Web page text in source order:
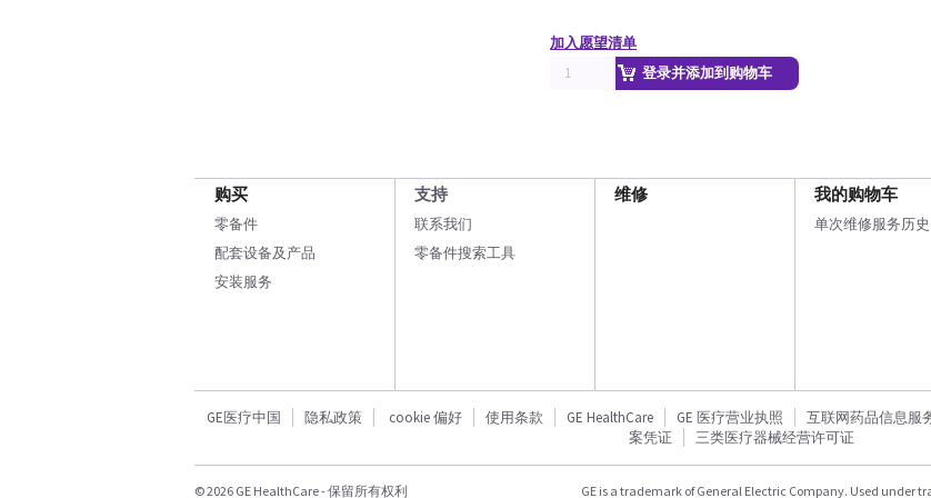
加入愿望清单
登录并添加到购物车
购买
零备件
配套设备及产品
安装服务
支持
联系我们
零备件搜索工具
维修 我的购物车
单次维修服务历史
GE医疗中国 隐私政策 cookie 偏好 使用条款 GE HealthCare GE 医疗营业执照 互联网药品信息服
案凭证
三类医疗器械经营许可证
© 2026 GE HealthCare - 保留所有权利 GE is a trademark of General Electric Company. Used under